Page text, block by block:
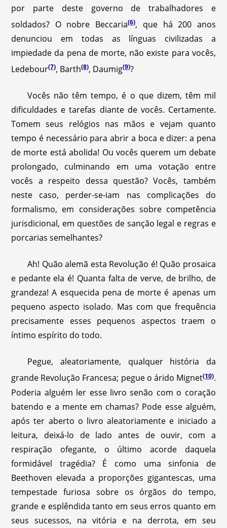
por parte deste governo de trabalhadores e
soldados? O nobre Beccaria(6), que há 200 anos
denunciou em todas as línguas civilizadas a
impiedade da pena de morte, não existe para vocês,
Ledebour(7), Barth(8), Daumig(9)?
Vocês não têm tempo, é o que dizem, têm mil
dificuldades e tarefas diante de vocês. Certamente.
Tomem seus relógios nas mãos e vejam quanto
tempo é necessário para abrir a boca e dizer: a pena
de morte está abolida! Ou vocês querem um debate
prolongado, culminando em uma votação entre
vocês a respeito dessa questão? Vocês, também
neste caso, perder-se-iam nas complicações do
formalismo, em considerações sobre competência
jurisdicional, em questões de sanção legal e regras e
porcarias semelhantes?
Ah! Quão alemã esta Revolução é! Quão prosaica
e pedante ela é! Quanta falta de verve, de brilho, de
grandeza! A esquecida pena de morte é apenas um
pequeno aspecto isolado. Mas com que frequência
precisamente esses pequenos aspectos traem o
íntimo espírito do todo.
Pegue, aleatoriamente, qualquer história da
grande Revolução Francesa; pegue o árido Mignet(10).
Poderia alguém ler esse livro senão com o coração
batendo e a mente em chamas? Pode esse alguém,
após ter aberto o livro aleatoriamente e iniciado a
leitura, deixá-lo de lado antes de ouvir, com a
respiração ofegante, o último acorde daquela
formidável tragédia? É como uma sinfonia de
Beethoven elevada a proporções gigantescas, uma
tempestade furiosa sobre os órgãos do tempo,
grande e esplêndida tanto em seus erros quanto em
seus sucessos, na vitória e na derrota, em seu